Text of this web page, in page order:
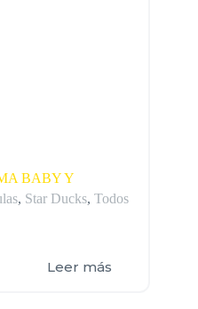
BABY Y
, Star Ducks, Todos
Leer más